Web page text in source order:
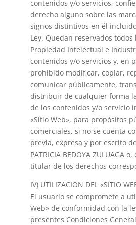
contenidos y/o servicios,
derecho alguno sobre las
signos distintivos en él
Ley. Quedan reservados todos
Propiedad Intelectual e
contenidos y/o servicios y, en
prohibido modificar, copiar,
comunicar públicamente,
distribuir de cualquier forma
de los contenidos y/o servicio
«Sitio Web», para propósitos
comerciales, si no se cuenta
previa, expresa y por escrito
PATRICIA BEDOYA ZULUAGA
titular de los derechos
IV) UTILIZACIÓN DEL «SITIO
El usuario se compromete a
Web» de conformidad con la
presentes Condiciones